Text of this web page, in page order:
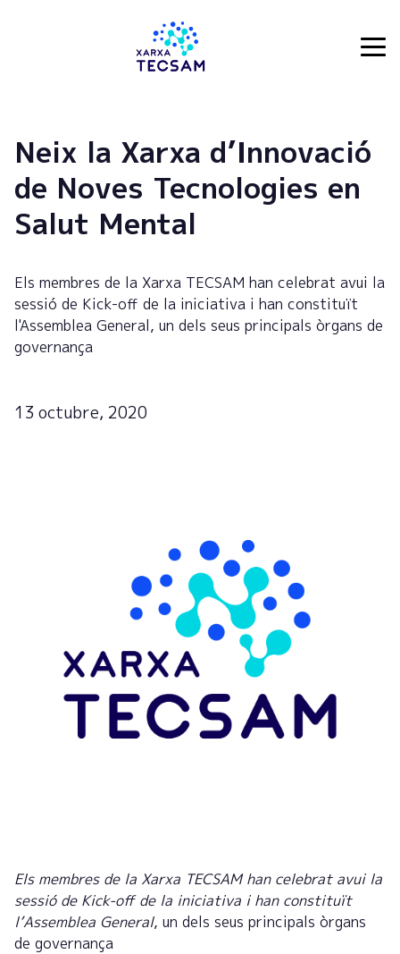
Neix la Xarxa d’Innovació
de Noves Tecnologies en
Salut Mental
Els membres de la Xarxa TECSAM han celebrat avui la
sessió de Kick-off de la iniciativa i han constituït
l'Assemblea General, un dels seus principals òrgans de
governança
13 octubre, 2020
Els membres de la Xarxa TECSAM han celebrat avui la
sessió de Kick-off de la iniciativa i han constituït
l’Assemblea General, un dels seus principals òrgans
de governança